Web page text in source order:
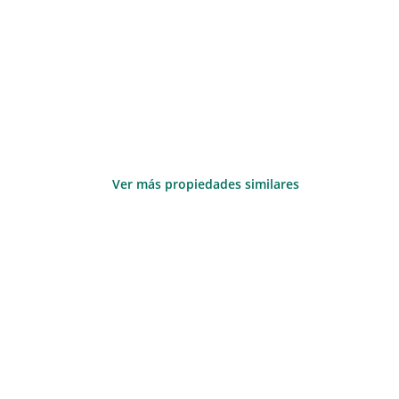
Ver más propiedades similares